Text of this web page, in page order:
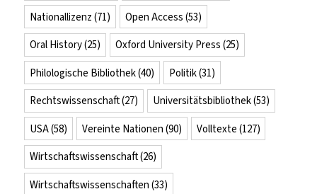
Nationallizenz (71) Open Access (53)
Oral History(25) Oxford University Press (25)
Philologische Bibliothek(40) Politik(31)
Rechtswissenschaft(27) Universitätsbibliothek(53)
USA(58) Vereinte Nationen (90) Volltexte (127)
Wirtschaftswissenschaft(26)
Wirtschaftswissenschaften (33)